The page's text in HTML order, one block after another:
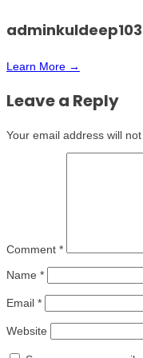
adminkuldeep103
Learn More →
Leave a Reply
Your email address will not
Comment *
Name *
Email *
Website